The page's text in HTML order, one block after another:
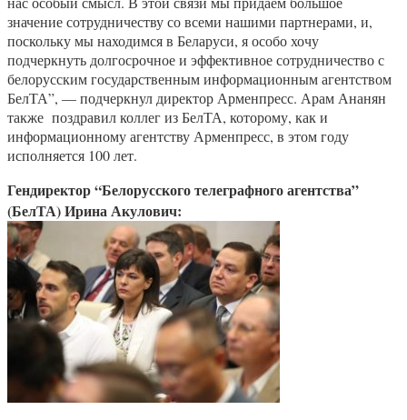
значение сотрудничеству со всеми нашими партнерами, и,
поскольку мы находимся в Беларуси, я особо хочу
подчеркнуть долгосрочное и эффективное сотрудничество с
белорусским государственным информационным агентством
БелТА”, — подчеркнул директор Арменпресс. Арам Ананян
также поздравил коллег из БелТА, которому, как и
информационному агентству Арменпресс, в этом году
исполняется 100 лет.
Гендиректор “Белорусского телеграфного агентства”
(БелТА) Ирина Акулович: